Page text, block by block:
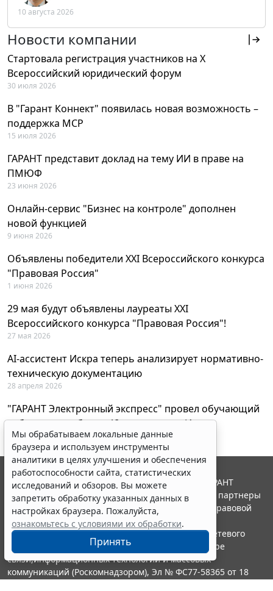
РФ
10 августа 2026
Новости компании
Стартовала регистрация участников на X
Всероссийский юридический форум
30 июля 2026
В "Гарант Коннект" появилась новая возможность –
поддержка MCP
15 июля 2026
ГАРАНТ представит доклад на тему ИИ в праве на
ПМЮФ
23 июня 2026
Онлайн-сервис "Бизнес на контроле" дополнен
новой функцией
9 июня 2026
Объявлены победители XXI Всероссийского конкурса
"Правовая Россия"
1 июня 2026
29 мая будут объявлены лауреаты XXI
Всероссийского конкурса "Правовая Россия"!
27 мая 2026
AI-ассистент Искра теперь анализирует нормативно-
техническую документацию
28 апреля 2026
"ГАРАНТ Электронный экспресс" провел обучающий
вебинар по работе с AI-ассистентом Искра
23 апреля 2026
Мы обрабатываем локальные данные
браузера и используем инструменты
аналитики в целях улучшения и обеспечения
работоспособности сайта, статистических
исследований и обзоров. Вы можете
запретить обработку указанных данных в
настройках браузера. Пожалуйста,
ознакомьтесь с условиями их обработки.
Принять
© ООО "НПП "ГАРАНТ-СЕРВИС", 2026. Система ГАРАНТ
выпускается с 1990 года. Компания "Гарант" и ее партнеры
являются участниками Российской ассоциации правовой
информации ГАРАНТ.
Портал ГАРАНТ.РУ зарегистрирован в качестве сетевого
издания Федеральной службой по надзору в сфере
связи,информационных технологий и массовых
коммуникаций (Роскомнадзором), Эл № ФС77-58365 от 18